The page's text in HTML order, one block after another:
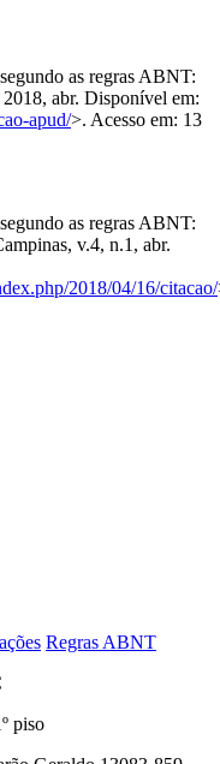
as regras ABNT:
2018, abr. Disponível em:
apud/>. Acesso em: 13
as regras ABNT:
v.4, n.1, abr.
2018/04/16/citacao/
Regras ABNT
piso